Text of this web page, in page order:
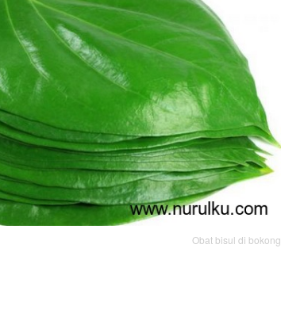
Obat bisul di bokong